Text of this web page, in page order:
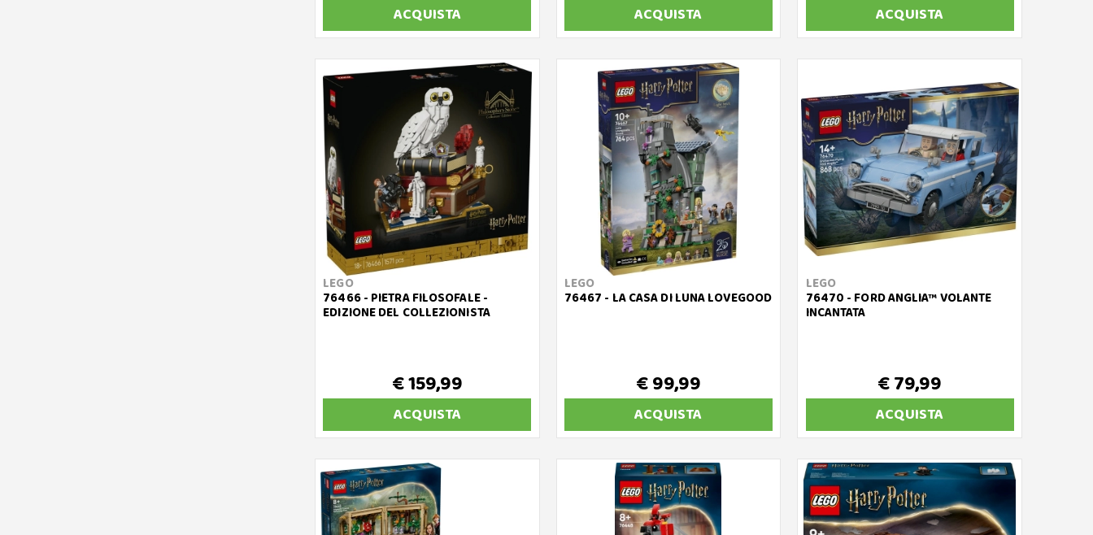
ACQUISTA ACQUISTA ACQUISTA
LEGO
76466 - PIETRA FILOSOFALE -
EDIZIONE DEL COLLEZIONISTA
€ 159,99
ACQUISTA
LEGO
76467 - LA CASA DI LUNA LOVEGOOD
€ 99,99
ACQUISTA
LEGO
76470 - FORD ANGLIA™ VOLANTE
INCANTATA
€ 79,99
ACQUISTA